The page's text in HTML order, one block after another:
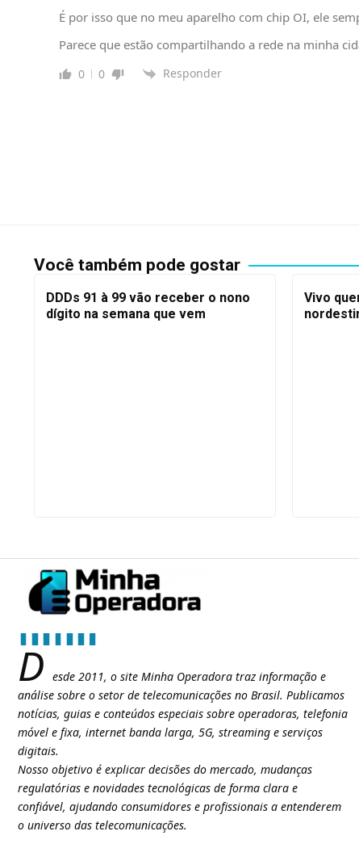
É por isso que no meu aparelho com chip OI, ele
Parece que estão compartilhando a rede na minha
0 0 Responder
Você também pode gostar
DDDs 91 à 99 vão receber o nono
dígito na semana que vem
Vivo
D esde 2011, o site Minha Operadora traz informação e
análise sobre o setor de telecomunicações no Brasil. Publicamos
notícias, guias e conteúdos especiais sobre operadoras, telefonia
móvel e fixa, internet banda larga, 5G, streaming e serviços
digitais.
Nosso objetivo é explicar decisões do mercado, mudanças
regulatórias e novidades tecnológicas de forma clara e
confiável, ajudando consumidores e profissionais a entenderem
o universo das telecomunicações.